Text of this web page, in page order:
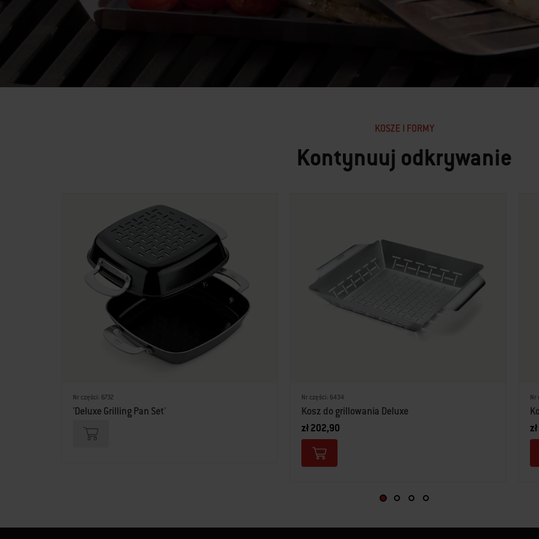
KOSZE I FORMY
Kontynuuj odkrywanie
Nr części: 6732
'Deluxe Grilling Pan Set'
Nr części: 6434
Kosz do grillowania Deluxe
zł 202,90
Nr